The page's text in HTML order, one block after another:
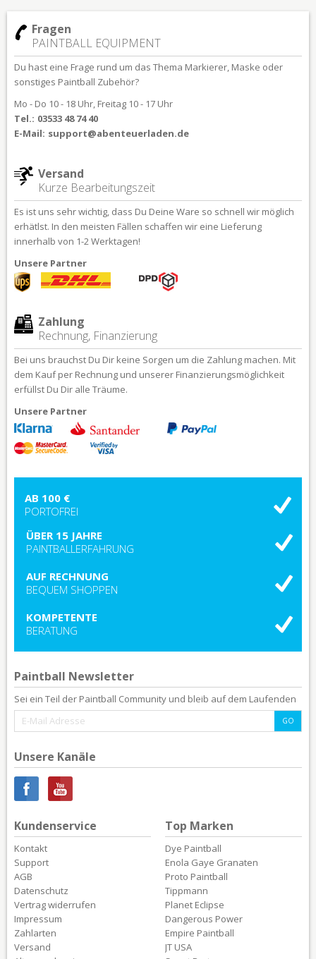
Fragen
PAINTBALL EQUIPMENT
Du hast eine Frage rund um das Thema Markierer, Maske oder
sonstiges Paintball Zubehör?
Mo - Do 10 - 18 Uhr, Freitag 10 - 17 Uhr
Tel.: 03533 48 74 40
E-Mail: support@abenteuerladen.de
Versand
Kurze Bearbeitungszeit
Es ist uns sehr wichtig, dass Du Deine Ware so schnell wir möglich
erhätlst. In den meisten Fällen schaffen wir eine Lieferung
innerhalb von 1-2 Werktagen!
Unsere Partner
Zahlung
Rechnung, Finanzierung
Bei uns brauchst Du Dir keine Sorgen um die Zahlung machen. Mit
dem Kauf per Rechnung und unserer Finanzierungsmöglichkeit
erfüllst Du Dir alle Träume.
Unsere Partner
AB 100 €
PORTOFREI
ÜBER 15 JAHRE
PAINTBALLERFAHRUNG
AUF RECHNUNG
BEQUEM SHOPPEN
KOMPETENTE
BERATUNG
Paintball Newsletter
Sei ein Teil der Paintball Community und bleib auf dem Laufenden
Unsere Kanäle
Kundenservice
Kontakt
Support
AGB
Datenschutz
Vertrag widerrufen
Impressum
Zahlarten
Versand
Top Marken
Dye Paintball
Enola Gaye Granaten
Proto Paintball
Tippmann
Planet Eclipse
Dangerous Power
Empire Paintball
JT USA